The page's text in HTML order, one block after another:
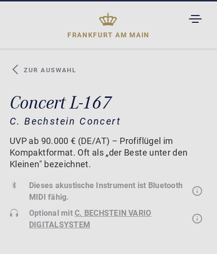
FRANKFURT AM MAIN
ZUR AUSWAHL
Concert L-167
C. Bechstein Concert
UVP ab 90.000 € (DE/AT) – Profiflügel im
Kompaktformat. Oft als „der Beste unter den
Kleinen" bezeichnet.
Dieses akustische Instrument ist Bluetooth
MIDI fähig.
Optional mitC. BECHSTEIN VARIO
DIGITALSYSTEM